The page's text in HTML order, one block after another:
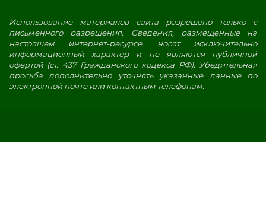
Использование материалов сайта разрешено только с
письменного разрешения. Сведения, размещенные на
настоящем интернет-ресурсе, носят исключительно
информационный характер и не являются публичной
офертой (ст. 437 Гражданского кодекса РФ). Убедительная
просьба дополнительно уточнять указанные данные по
электронной почте или контактным телефонам.